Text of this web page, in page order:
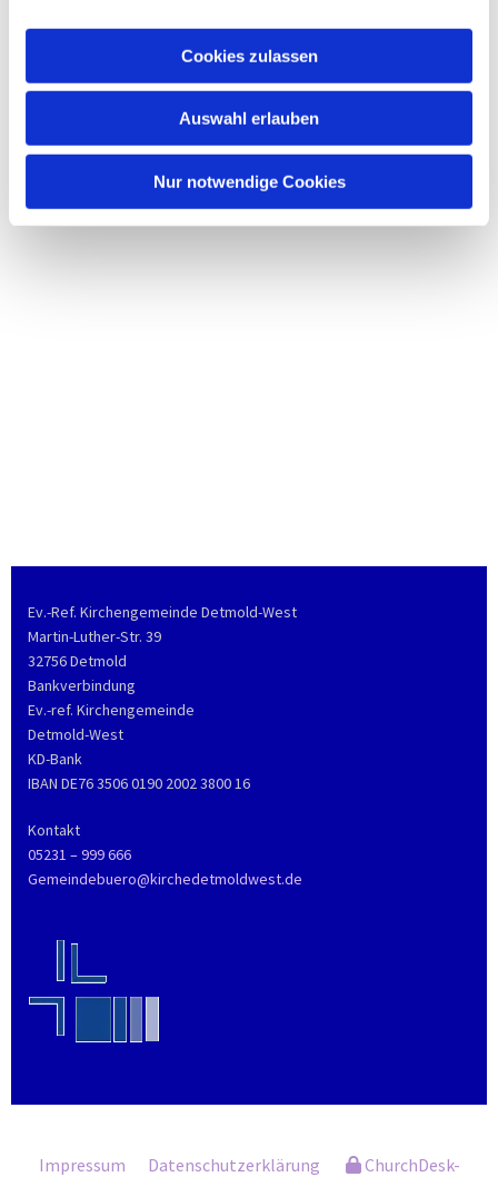
Cookies zulassen
Auswahl erlauben
Nur notwendige Cookies
Ev.-Ref. Kirchengemeinde Detmold-West
Martin-Luther-Str. 39
32756 Detmold
Bankverbindung
Ev.-ref. Kirchengemeinde
Detmold-West
KD-Bank
IBAN DE76 3506 0190 2002 3800 16
Kontakt
05231 – 999 666
Gemeindebuero@kirchedetmoldwest.de
Impressum Datenschutzerklärung ChurchDesk-